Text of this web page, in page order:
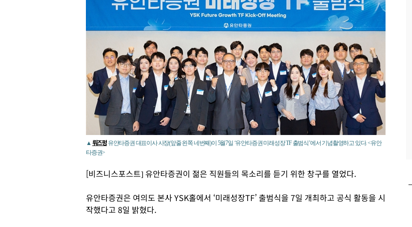
▲ 뤄즈펑 유안타증권 대표이사 사장(앞줄 왼쪽 네번째)이 5월7일 ‘유안타증권 미래성장 TF 출범식’에서 기념촬영하고 있다. <유안
타증권>
[비즈니스포스트] 유안타증권이 젊은 직원들의 목소리를 듣기 위한 창구를 열었다.
유안타증권은 여의도 본사 YSK홀에서 ‘미래성장TF’ 출범식을 7일 개최하고 공식 활동을 시
작했다고 8일 밝혔다.